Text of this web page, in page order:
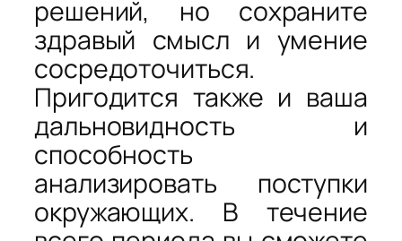
решений, но сохраните
здравый смысл и умение
сосредоточиться.
Пригодится также и ваша
дальновидность и
способность
анализировать поступки
окружающих. В течение